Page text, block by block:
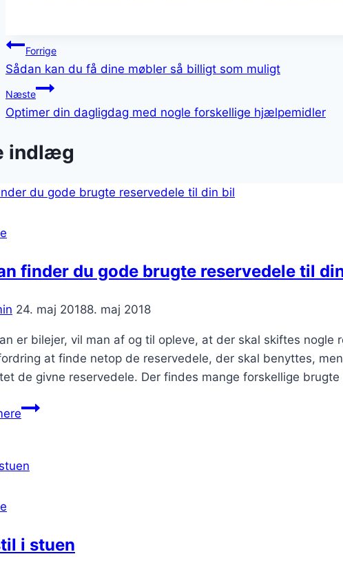
Indlægsnavigation
Forrige
Sådan kan du få dine møbler så billigt som muligt
Næste
Optimer din dagligdag med nogle forskellige hjælpemidler
indlæg
finder du gode brugte reservedele til
24. maj 20188. maj 2018
er bilejer, vil man af og til opleve, at der skal skiftes
at finde netop de reservedele, der skal benyttes,
de givne reservedele. Der findes mange forskellige
Sådan
gode
din
bil
i stuen